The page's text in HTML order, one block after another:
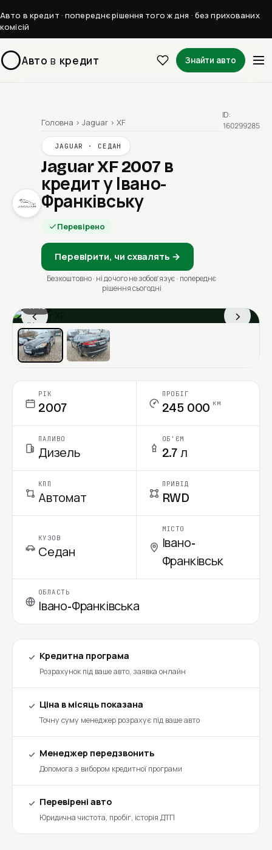
Авто в кредит · попереднє рішення того ж дня · без прихованих
комісій
Авто в кредит Знайти авто
Головна › Jaguar › XF
JAGUAR · СЕДАН
Jaguar XF 2007 в
кредит у Івано-
Франківську
Перевірено
Перевірити, чи схвалять →
Безкоштовно · ні до чого не зобовʼязує · попереднє
рішення сьогодні
ID:
160299285
‹ ›
1 / 13
Ціна в місяць
РІК
2007
ПРОБІГ
245 000 км
ПАЛИВО
Дизель
ОБ'ЄМ
2.7 л
КПП
Автомат
ПРИВІД
RWD
КУЗОВ
Седан
МІСТО
Івано-
Франківськ
ОБЛАСТЬ
Івано-Франківська
Кредитна програма
Розрахунок під ваше авто, заявка онлайн
Ціна в місяць показана
Точну суму менеджер розрахує під ваше авто
Менеджер передзвонить
Допомога з вибором кредитної програми
Перевірені авто
Юридична чистота, пробіг, історія ДТП